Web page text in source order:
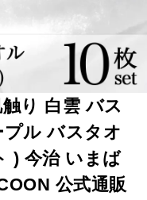
り 白雲 バス
ル バスタオ
) 今治 いまば
公式通販